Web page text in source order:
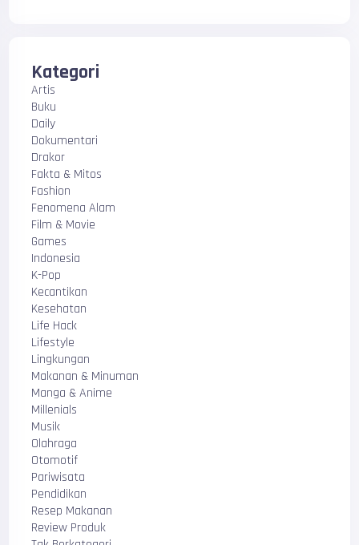
Kategori
Artis
Buku
Daily
Dokumentari
Drakor
Fakta & Mitos
Fashion
Fenomena Alam
Film & Movie
Games
Indonesia
K-Pop
Kecantikan
Kesehatan
Life Hack
Lifestyle
Lingkungan
Makanan & Minuman
Manga & Anime
Millenials
Musik
Olahraga
Otomotif
Pariwisata
Pendidikan
Resep Makanan
Review Produk